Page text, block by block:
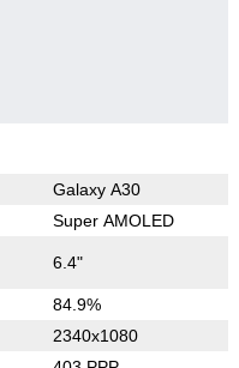
Galaxy A30
Super AMOLED
6.4"
84.9%
2340x1080